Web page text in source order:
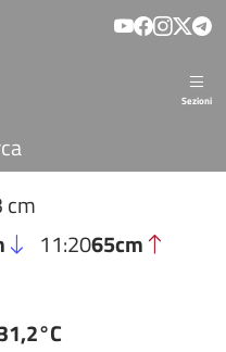
Sezioni
cm
11:2065cm